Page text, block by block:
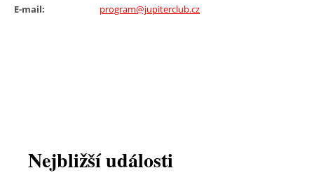
E-mail:
program@jupiterclub.cz
Nejbližší události